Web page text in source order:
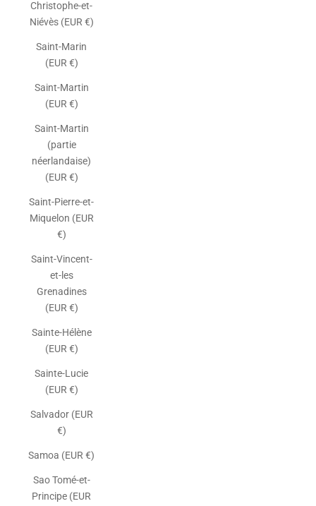
Christophe-et-
Niévès (EUR €)
Saint-Marin
(EUR €)
Saint-Martin
(EUR €)
Saint-Martin
(partie
néerlandaise)
(EUR €)
Saint-Pierre-et-
Miquelon (EUR
€)
Saint-Vincent-
et-les
Grenadines
(EUR €)
Sainte-Hélène
(EUR €)
Sainte-Lucie
(EUR €)
Salvador (EUR
€)
Samoa (EUR €)
Sao Tomé-et-
Principe (EUR